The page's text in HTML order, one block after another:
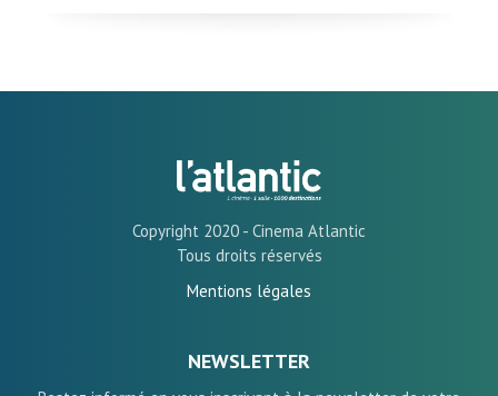
Copyright 2020 - Cinema Atlantic
Tous droits réservés
Mentions légales
NEWSLETTER